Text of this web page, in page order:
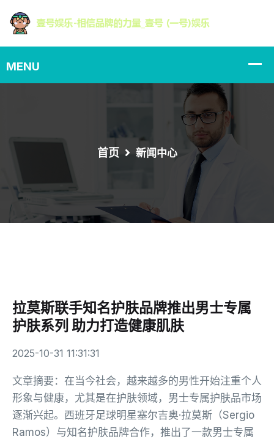
首页 新闻中心
拉莫斯联手知名护肤品牌推出男士专属
护肤系列 助力打造健康肌肤
2025-10-31 11:31:31
文章摘要：在当今社会，越来越多的男性开始注重个人
形象与健康，尤其是在护肤领域，男士专属护肤品市场
逐渐兴起。西班牙足球明星塞尔吉奥·拉莫斯（Sergio
Ramos）与知名护肤品牌合作，推出了一款男士专属